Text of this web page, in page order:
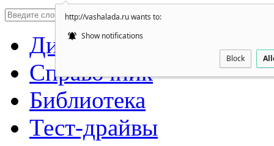
http://vashalada.ru wants to:
Show notifications
Block
Дилеры автоваз
Справочник
Библиотека
Тест-драйвы